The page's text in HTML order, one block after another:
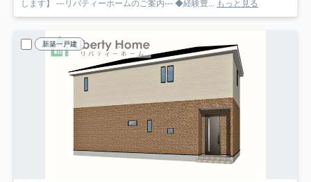
します】 ---リバティーホームのご案内--- ◆経験豊...
もっと見る
新築一戸建